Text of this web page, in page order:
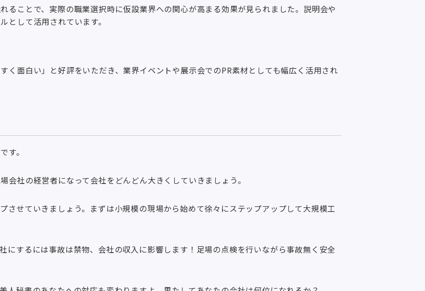
ることで、実際の職業選択時に仮設業界への関心が高まる効果が見られました。説明会や
として活用されています。
く面白い」と好評をいただき、業界イベントや展示会でのPR素材としても幅広く活用され
す。
会社の経営者になって会社をどんどん大きくしていきましょう。
させていきましょう。まずは小規模の現場から始めて徐々にステップアップして大規模工
にするには事故は禁物、会社の収入に影響します！足場の点検を行いながら事故無く安全